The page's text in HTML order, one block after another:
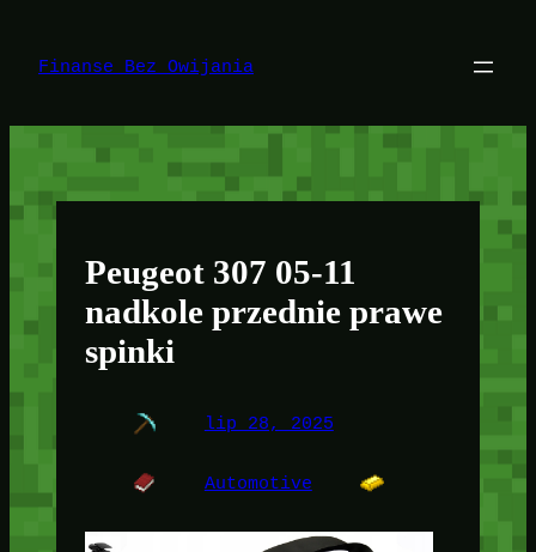
treści
Finanse Bez Owijania
Peugeot 307 05-11
nadkole przednie prawe
spinki
lip 28, 2025
Automotive